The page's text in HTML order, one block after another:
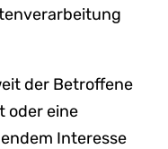
der Betroffene
oder eine
Interesse